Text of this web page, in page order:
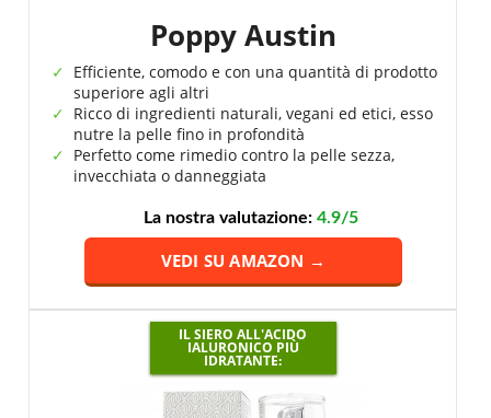
Poppy Austin
Efficiente, comodo e con una quantità di prodotto
superiore agli altri
Ricco di ingredienti naturali, vegani ed etici, esso
nutre la pelle fino in profondità
Perfetto come rimedio contro la pelle sezza,
invecchiata o danneggiata
La nostra valutazione: 4.9/5
VEDI SU AMAZON →
IL SIERO ALL'ACIDO
IALURONICO PIÙ
IDRATANTE: